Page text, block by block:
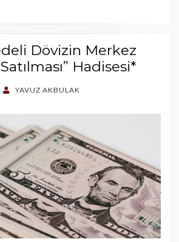
Dövizin Merkez
Hadisesi*
YAVUZ AKBULAK